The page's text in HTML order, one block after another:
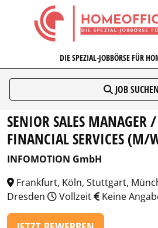
DIE SPEZIAL-JOBBÖRSE FÜR
JOB SUCHEN
SENIOR SALES MANAGER
FINANCIAL SERVICES (M/
INFOMOTION GmbH
Frankfurt, Köln, Stuttgart,
Dresden
Vollzeit Keine